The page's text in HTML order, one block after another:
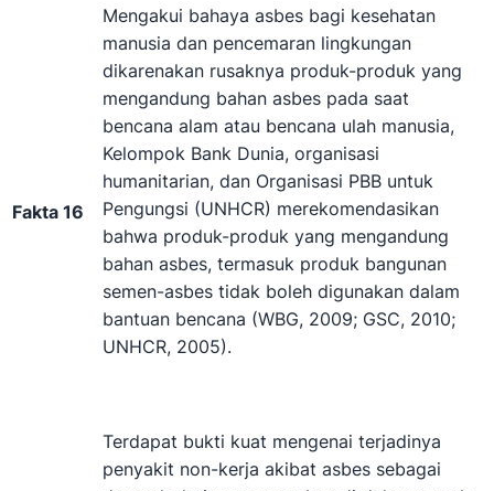
Fakta 16
Mengakui bahaya asbes bagi kesehatan
manusia dan pencemaran lingkungan
dikarenakan rusaknya produk-produk yang
mengandung bahan asbes pada saat
bencana alam atau bencana ulah manusia,
Kelompok Bank Dunia, organisasi
humanitarian, dan Organisasi PBB untuk
Pengungsi (UNHCR) merekomendasikan
bahwa produk-produk yang mengandung
bahan asbes, termasuk produk bangunan
semen-asbes tidak boleh digunakan dalam
bantuan bencana (WBG, 2009; GSC, 2010;
UNHCR, 2005).
Terdapat bukti kuat mengenai terjadinya
penyakit non-kerja akibat asbes sebagai